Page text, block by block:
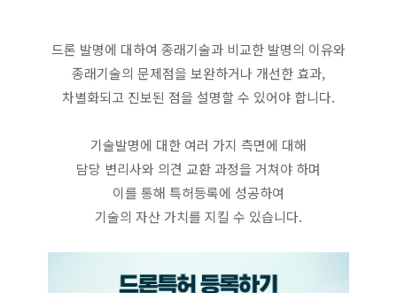
드론 발명에 대하여 종래기술과 비교한 발명의 이유와
종래기술의 문제점을 보완하거나 개선한 효과,
차별화되고 진보된 점을 설명할 수 있어야 합니다.
기술발명에 대한 여러 가지 측면에 대해
담당 변리사와 의견 교환 과정을 거쳐야 하며
이를 통해 특허등록에 성공하여
기술의 자산 가치를 지킬 수 있습니다.